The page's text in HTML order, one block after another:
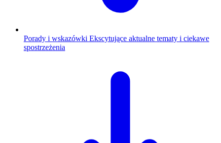
Porady i wskazówki Ekscytujące aktualne tematy i ciekawe
spostrzeżenia